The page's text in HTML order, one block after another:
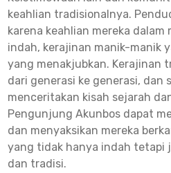
keahlian tradisionalnya.
karena keahlian mereka
indah, kerajinan manik-manik
yang menakjubkan. Kerajinan
dari generasi ke generasi, dan
menceritakan kisah sejarah
Pengunjung Akunbos dapat
dan menyaksikan mereka
yang tidak hanya indah tetapi
dan tradisi.